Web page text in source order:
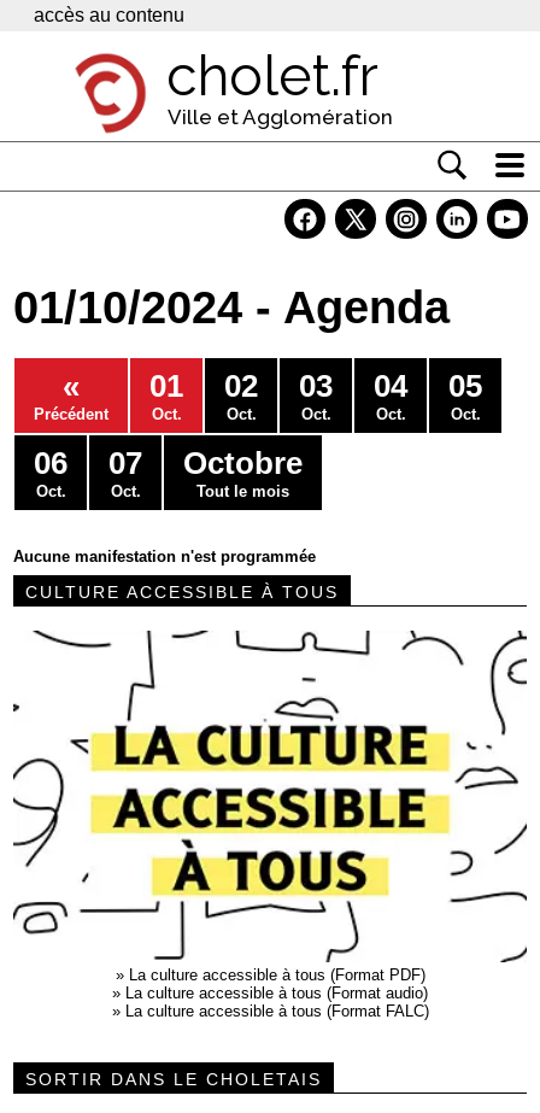
Panneau de gestion des cookies
accès au contenu
cholet.fr
Ville et Agglomération
Economie
Services
Contacts
01/10/2024 - Agenda
«
Précédent
01
Oct.
02
Oct.
03
Oct.
04
Oct.
05
Oct.
06
Oct.
07
Oct.
Octobre
Tout le mois
Aucune manifestation n'est programmée
CULTURE ACCESSIBLE À TOUS
»
La culture accessible à tous (Format PDF)
»
La culture accessible à tous (Format audio)
»
La culture accessible à tous (Format FALC)
SORTIR DANS LE CHOLETAIS